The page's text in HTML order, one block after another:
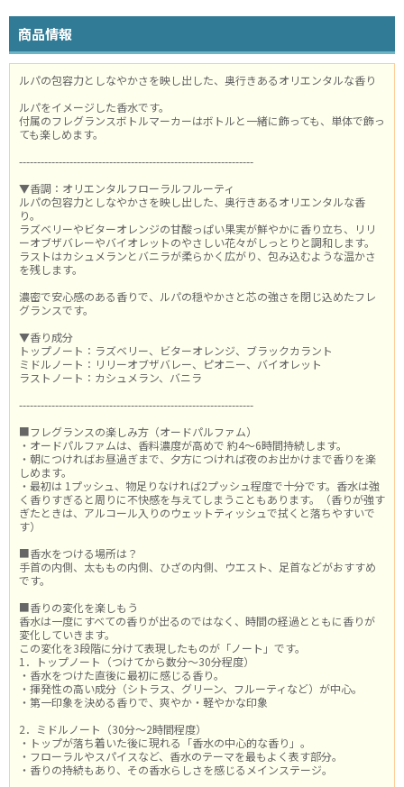
商品情報
ルパの包容力としなやかさを映し出した、奥行きあるオリエンタルな香り
ルパをイメージした香水です。
付属のフレグランスボトルマーカーはボトルと一緒に飾っても、単体で飾っ
ても楽しめます。
-----------------------------------------------------------------
▼香調：オリエンタルフローラルフルーティ
ルパの包容力としなやかさを映し出した、奥行きあるオリエンタルな香
り。
ラズベリーやビターオレンジの甘酸っぱい果実が鮮やかに香り立ち、リリ
ーオブザバレーやバイオレットのやさしい花々がしっとりと調和します。
ラストはカシュメランとバニラが柔らかく広がり、包み込むような温かさ
を残します。
濃密で安心感のある香りで、ルパの穏やかさと芯の強さを閉じ込めたフレ
グランスです。
▼香り成分
トップノート：ラズベリー、ビターオレンジ、ブラックカラント
ミドルノート：リリーオブザバレー、ピオニー、バイオレット
ラストノート：カシュメラン、バニラ
-----------------------------------------------------------------
■フレグランスの楽しみ方（オードパルファム）
・オードパルファムは、香料濃度が高めで 約4～6時間持続します。
・朝につければお昼過ぎまで、夕方につければ夜のお出かけまで香りを楽
しめます。
・最初は 1プッシュ、物足りなければ2プッシュ程度で十分です。香水は強
く香りすぎると周りに不快感を与えてしまうこともあります。（香りが強す
ぎたときは、アルコール入りのウェットティッシュで拭くと落ちやすいで
す）
■香水をつける場所は？
手首の内側、太ももの内側、ひざの内側、ウエスト、足首などがおすすめ
です。
■香りの変化を楽しもう
香水は一度にすべての香りが出るのではなく、時間の経過とともに香りが
変化していきます。
この変化を3段階に分けて表現したものが「ノート」です。
1．トップノート（つけてから数分～30分程度）
・香水をつけた直後に最初に感じる香り。
・揮発性の高い成分（シトラス、グリーン、フルーティなど）が中心。
・第一印象を決める香りで、爽やか・軽やかな印象
2．ミドルノート（30分～2時間程度）
・トップが落ち着いた後に現れる「香水の中心的な香り」。
・フローラルやスパイスなど、香水のテーマを最もよく表す部分。
・香りの持続もあり、その香水らしさを感じるメインステージ。